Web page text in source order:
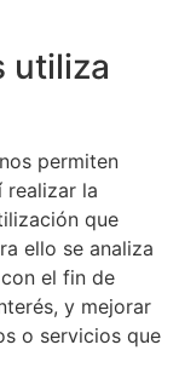
utiliza
permiten
realizar la
que
ello se analiza
el fin de
y mejorar
o servicios que